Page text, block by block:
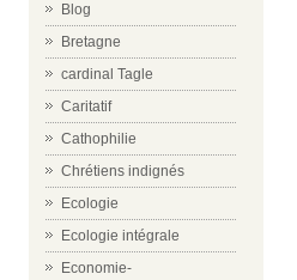
Blog
Bretagne
cardinal Tagle
Caritatif
Cathophilie
Chrétiens indignés
Ecologie
Ecologie intégrale
Economie-